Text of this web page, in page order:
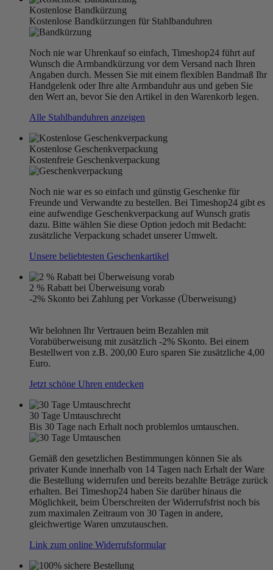
Kostenlose Bandkürzung
Kostenlose Bandkürzungen für Stahlbanduhren
Noch nie war Uhrenkauf so einfach, Timeshop24 führt auf
Wunsch die Armbandkürzung vor dem Versand nach Ihren
Angaben durch. Messen Sie mit einem flexiblen Bandmaß Ihr
Handgelenk oder Ihre alte Armbanduhr aus und geben Sie
den Wert an, bevor Sie den Artikel in den Warenkorb legen.
Alle Stahlbanduhren anzeigen
Kostenlose Geschenkverpackung
Kostenfreie Geschenkverpackung
Noch nie war es so einfach und günstig Geschenke für
Freunde und Verwandte zu bestellen. Bei Timeshop24 gibt es
eine aufwendige Geschenkverpackung auf Wunsch gratis
dazu. Bitte wählen Sie diese Option jedoch mit Bedacht:
zusätzliche Verpackung schadet unserer Umwelt.
Unsere beliebtesten Geschenkartikel
2 % Rabatt bei Überweisung vorab
-2% Skonto bei Zahlung per Vorkasse (Überweisung)
Wir belohnen Ihr Vertrauen beim Bezahlen mit
Vorabüberweisung mit zusätzlich -2% Skonto. Bei einem
Bestellwert von z.B. 200,00 Euro sparen Sie zusätzliche 4,00
Euro.
Jetzt schöne Uhren entdecken
30 Tage Umtauschrecht
Bis 30 Tage nach Erhalt noch problemlos umtauschen.
Gemäß den gesetzlichen Bestimmungen können Sie als
privater Kunde innerhalb von 14 Tagen nach Erhalt der Ware
die Bestellung widerrufen und bereits bezahlte Beträge zurück
erhalten. Bei Timeshop24 haben Sie darüber hinaus die
Möglichkeit, beim Überschreiten der Widerrufsfrist noch bis
zum maximalen Zeitraum von 30 Tagen in andere,
gleichwertige Waren umzutauschen.
Link zum online Widerrufsformular